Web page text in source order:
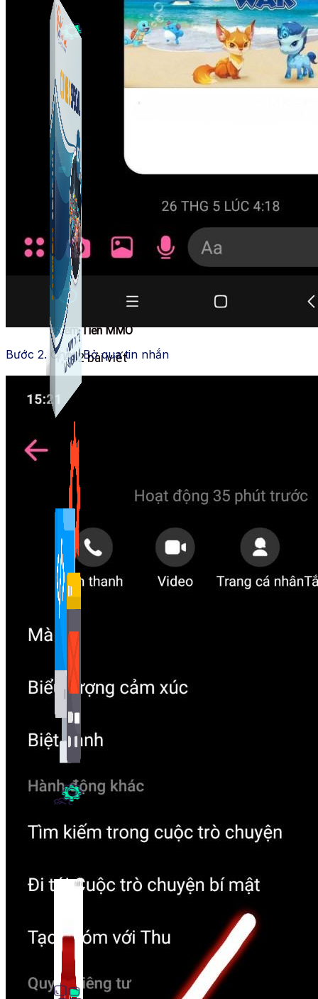
Công Cụ Marketing
1,066 bài viết
Thủ Thuật Facebook
536 bài viết
Kiếm Tiền MMO
1,422 bài viết
Kiến Thức Website
309 bài viết
Combo Special
Combo 3 phần mềm tự chọn: chương trình bán hàng
mà ATPTeam triển khai.
Xem thêm phần mềm khác
Xem thêm phần mềm khác
Bảng Giá
Thanh Toán
Kiến Thức Marketing
Bước 2. Chọn Bỏ qua tin nhắn